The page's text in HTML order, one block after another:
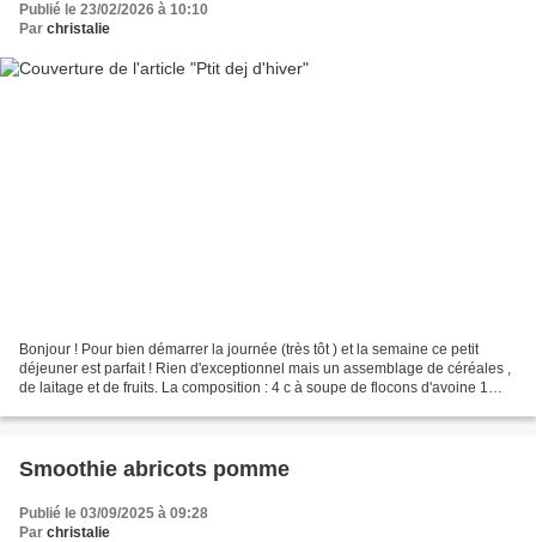
Publié le 23/02/2026 à 10:10
Par christalie
Bonjour ! Pour bien démarrer la journée (très tôt ) et la semaine ce petit
déjeuner est parfait ! Rien d'exceptionnel mais un assemblage de céréales ,
de laitage et de fruits. La composition : 4 c à soupe de flocons d'avoine 1
Smoothie abricots pomme
Publié le 03/09/2025 à 09:28
Par christalie